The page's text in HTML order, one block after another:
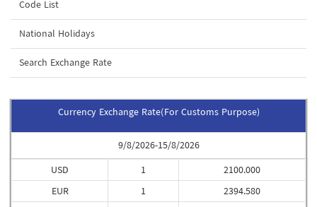
Code List
National Holidays
Search Exchange Rate
Currency Exchange Rate(For Customs Purpose)
9/8/2026-15/8/2026
USD
EUR
1
1
2100.000
2394.580